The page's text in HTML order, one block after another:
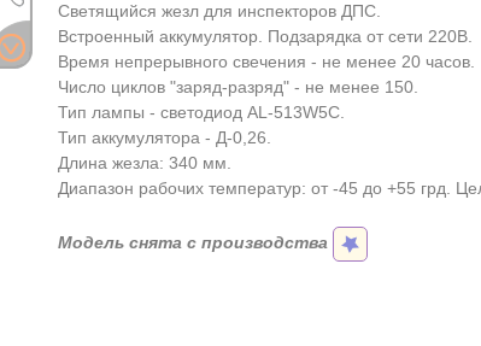
Светящийся жезл для инспекторов ДПС.
Встроенный аккумулятор. Подзарядка от сети 220В.
Время непрерывного свечения - не менее 20 часов.
Число циклов "заряд-разряд" - не менее 150.
Тип лампы - светодиод AL-513W5C.
Тип аккумулятора - Д-0,26.
Длина жезла: 340 мм.
Диапазон рабочих температур: от -45 до +55 грд.
Модель снята с производства